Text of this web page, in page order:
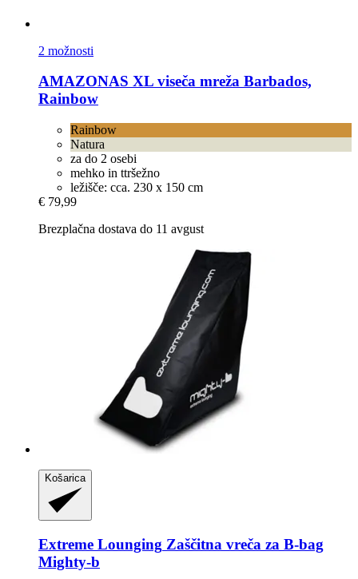
2 možnosti
AMAZONAS XL viseča mreža Barbados,
Rainbow
Rainbow
Natura
za do 2 osebi
mehko in ttršežno
ležišče: cca. 230 x 150 cm
€ 79,99
Brezplačna dostava do 11 avgust
Košarica
Extreme Lounging Zaščitna vreča za B-​bag
Mighty-​b